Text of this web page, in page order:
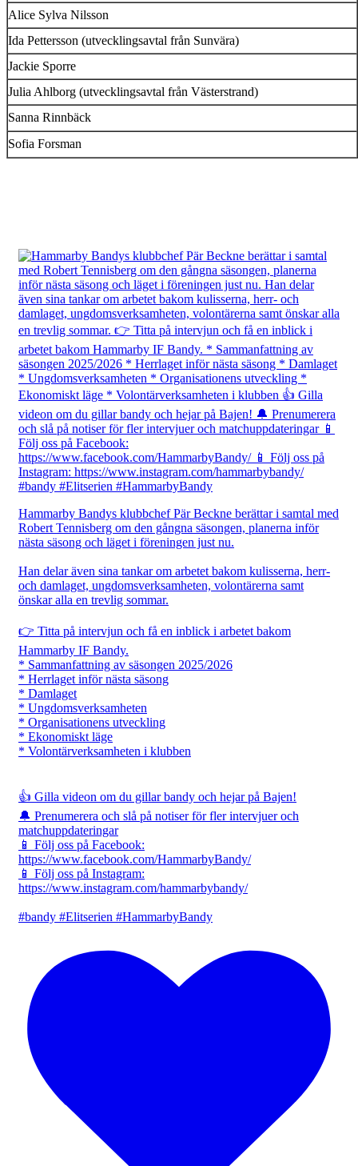
Alice Sylva Nilsson
Ida Pettersson (utvecklingsavtal från Sunvära)
Jackie Sporre
Julia Ahlborg (utvecklingsavtal från Västerstrand)
Sanna Rinnbäck
Sofia Forsman
Hammarby Bandys klubbchef Pär Beckne berättar i samtal med
Robert Tennisberg om den gångna säsongen, planerna inför
nästa säsong och läget i föreningen just nu.
Han delar även sina tankar om arbetet bakom kulisserna, herr-
och damlaget, ungdomsverksamheten, volontärerna samt
önskar alla en trevlig sommar.
👉 Titta på intervjun och få en inblick i arbetet bakom
Hammarby IF Bandy.
* Sammanfattning av säsongen 2025/2026
* Herrlaget inför nästa säsong
* Damlaget
* Ungdomsverksamheten
* Organisationens utveckling
* Ekonomiskt läge
* Volontärverksamheten i klubben
👍 Gilla videon om du gillar bandy och hejar på Bajen!
🔔 Prenumerera och slå på notiser för fler intervjuer och
matchuppdateringar
📱 Följ oss på Facebook:
https://www.facebook.com/HammarbyBandy/
📱 Följ oss på Instagram:
https://www.instagram.com/hammarbybandy/
#bandy #Elitserien #HammarbyBandy